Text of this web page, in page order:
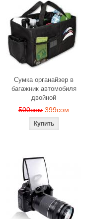
Сумка органайзер в
багажник автомобиля
двойной
500сом 399сом